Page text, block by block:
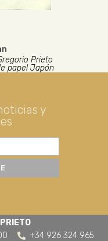
Prieto
papel Japón
y
+34 926 324 965